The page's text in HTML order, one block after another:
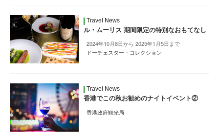
Travel News
ル・ムーリス 期間限定の特別なおもてなし
2024年10月8日から 2025年1月5日まで
ドーチェスター・コレクション
Travel News
香港でこの秋お勧めのナイトイベント②
香港政府観光局